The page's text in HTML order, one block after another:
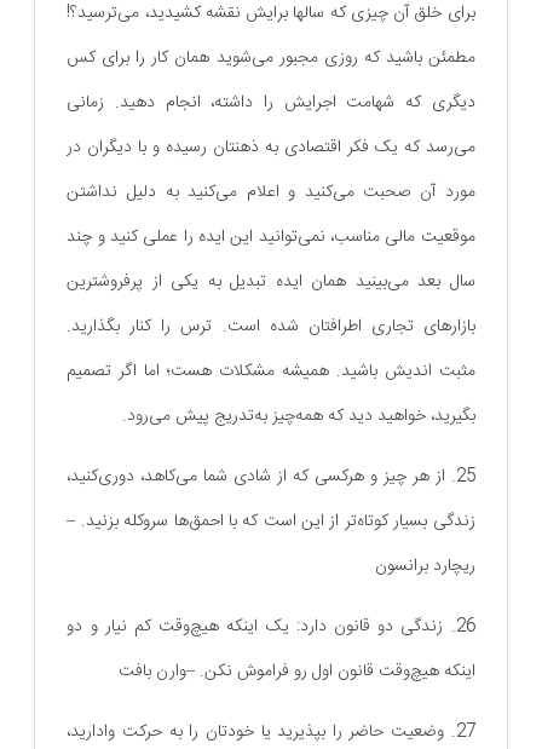
برای خلق آن چیزی که سالها برایش نقشه کشیدید، می‌ترسید؟!
مطمئن باشید که روزی مجبور می‌شوید همان کار را برای کس
دیگری که شهامت اجرایش را داشته، انجام دهید. زمانی
می‌رسد که یک فکر اقتصادی به ذهنتان رسیده و با دیگران در
مورد آن صحبت می‌کنید و اعلام می‌کنید به دلیل نداشتن
موقعیت مالی مناسب، نمی‌توانید این ایده را عملی کنید و چند
سال بعد می‌بینید همان ایده تبدیل به یکی از پرفروش‎ترین
بازارهای تجاری اطرافتان شده ‌است. ترس را کنار بگذارید.
مثبت اندیش باشید. همیشه مشکلات هست؛ اما اگر تصمیم
بگیرید، خواهید دید که همه‌چیز به‌تدریج پیش می‌رود.
25. از هر چیز و هرکسی که از شادی شما می‌کاهد، دوری‌کنید،
زندگی بسیار کوتاه‌تر از این است که با احمق‌ها سروکله بزنید. –
ریچارد برانسون
26. زندگی دو قانون دارد: یک اینکه هیچ‌وقت کم نیار و دو
اینکه هیچ‌وقت قانون اول رو فراموش نکن. –وارن بافت
27. وضعیت حاضر را بپذیرید یا خودتان را به حرکت وا‌دارید،